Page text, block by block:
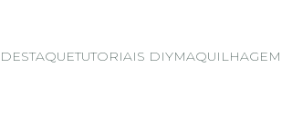
DESTAQUETUTORIAIS DIYMAQUILHAGEM